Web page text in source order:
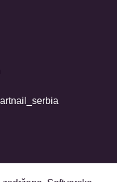
artnail_serbia